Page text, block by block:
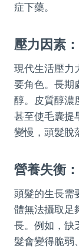
症下藥。
壓力因素
現代生活壓力
要角色。長期
醇。皮質醇濃
甚至使毛囊提
變慢，頭髮脫
營養失衡
頭髮的生長需
體無法攝取足
長。例如，缺
髮會變得脆弱